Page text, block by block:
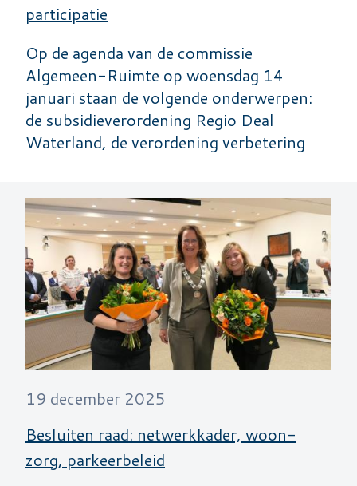
participatie
Op de agenda van de commissie
Algemeen-Ruimte op woensdag 14
januari staan de volgende onderwerpen:
de subsidieverordening Regio Deal
Waterland, de verordening verbetering
19 december 2025
Besluiten raad: netwerkkader, woon-
zorg, parkeerbeleid